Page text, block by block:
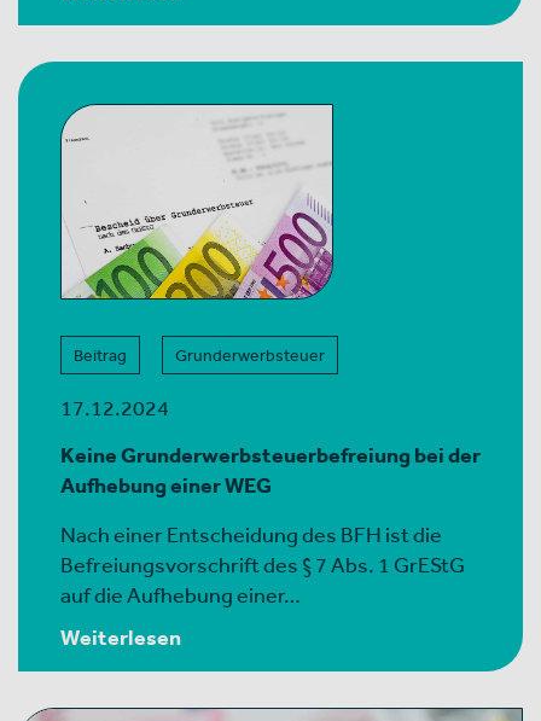
Beitrag Grunderwerbsteuer
17.12.2024
Keine Grunderwerbsteuerbefreiung bei der
Aufhebung einer WEG
Nach einer Entscheidung des BFH ist die
Befreiungsvorschrift des § 7 Abs. 1 GrEStG
auf die Aufhebung einer…
Weiterlesen